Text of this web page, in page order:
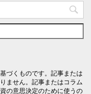
づくものです。記事または
ません。記事またはコラム
の意思決定のために使うの